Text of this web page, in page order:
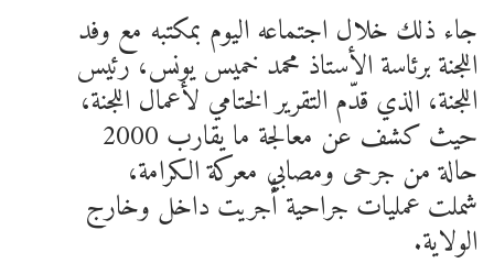
جاء ذلك خلال اجتماعه اليوم بمكتبه مع وفد
اللجنة برئاسة الأستاذ محمد خميس يونس، رئيس
اللجنة، الذي قدّم التقرير الختامي لأعمال اللجنة،
حيث كشف عن معالجة ما يقارب 2000
حالة من جرحى ومصابي معركة الكرامة،
شملت عمليات جراحية أُجريت داخل وخارج
الولاية.